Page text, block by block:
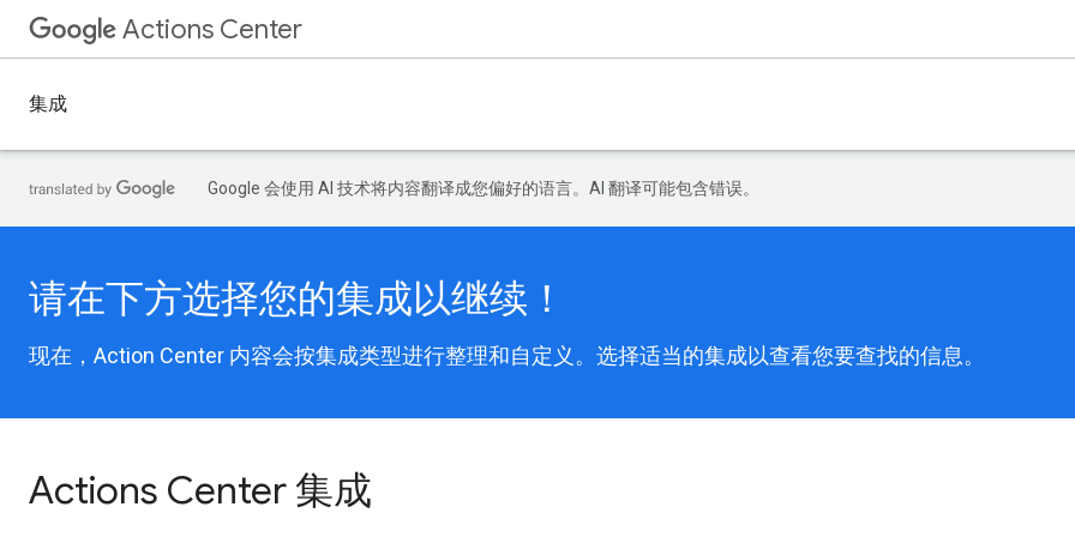
Actions Center
集成
Google 会使用 AI 技术将内容翻译成您偏好的语言。AI 翻译可能包含错误。
请在下方选择您的集成以继续！
现在，Action Center 内容会按集成类型进行整理和自定义。选择适当的集成以查看您要查找的信息。
Actions Center 集成